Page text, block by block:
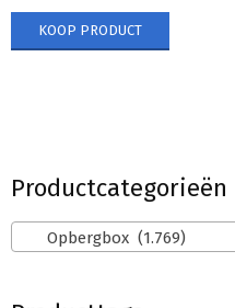
KOOP PRODUCT
Productcategorieën
Opbergbox (1.769)